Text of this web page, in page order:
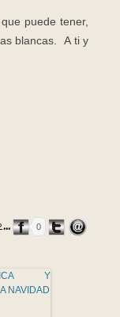
puede tener,
blancas. A ti y
0